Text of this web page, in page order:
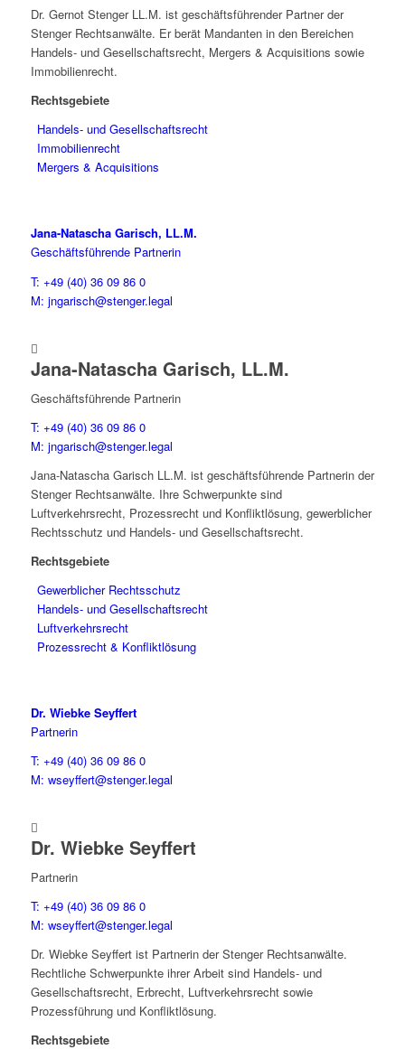
Dr. Gernot Stenger LL.M. ist geschäftsführender Partner der
Stenger Rechtsanwälte. Er berät Mandanten in den Bereichen
Handels- und Gesellschaftsrecht, Mergers & Acquisitions sowie
Immobilienrecht.
Rechtsgebiete
Handels- und Gesellschaftsrecht
Immobilienrecht
Mergers & Acquisitions
Jana-Natascha Garisch, LL.M.
Geschäftsführende Partnerin
T: +49 (40) 36 09 86 0
M: jngarisch@stenger.legal

Jana-Natascha Garisch, LL.M.
Geschäftsführende Partnerin
T: +49 (40) 36 09 86 0
M: jngarisch@stenger.legal
Jana-Natascha Garisch LL.M. ist geschäftsführende Partnerin der
Stenger Rechtsanwälte. Ihre Schwerpunkte sind
Luftverkehrsrecht, Prozessrecht und Konfliktlösung, gewerblicher
Rechtsschutz und Handels- und Gesellschaftsrecht.
Rechtsgebiete
Gewerblicher Rechtsschutz
Handels- und Gesellschaftsrecht
Luftverkehrsrecht
Prozessrecht & Konfliktlösung
Dr. Wiebke Seyffert
Partnerin
T: +49 (40) 36 09 86 0
M: wseyffert@stenger.legal

Dr. Wiebke Seyffert
Partnerin
T: +49 (40) 36 09 86 0
M: wseyffert@stenger.legal
Dr. Wiebke Seyffert ist Partnerin der Stenger Rechtsanwälte.
Rechtliche Schwerpunkte ihrer Arbeit sind Handels- und
Gesellschaftsrecht, Erbrecht, Luftverkehrsrecht sowie
Prozessführung und Konfliktlösung.
Rechtsgebiete